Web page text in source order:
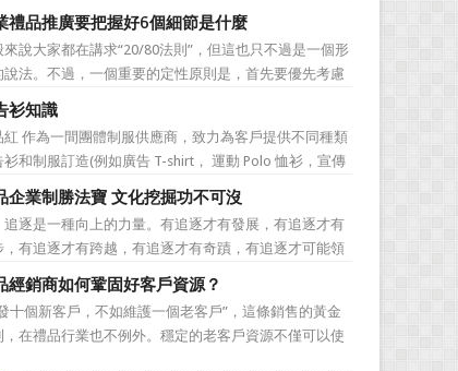
推廣之中、產品的介紹之中還是旗艦店的推廣之中，“年
低”、“全網最低”等字眼標牌出處皆是。禮品公司都將消
的目光鎖定在了價格之上。禮品行業的營銷價格戰究竟
可以休止？...
禮品推廣要把握好6個細節是什麼
來說大家都在講求“20/80法則”，但這也只不過是一個形
說法。不過，一個重要的定性原則是，首先要優先考慮
渠道成員，而後再兼顧地市級經銷商，最好是把二者的
性都調動起來。在這些禮品發放的過程中，在時間和時
錯上也要給與較多地考慮。從目前潤滑油產品推廣的常
式來看，...
衫知識
紅 作為一間團體制服供應商，致力為客戶提供不同種類
衫和制服訂造(例如廣告 T-shirt， 運動 Polo 恤衫，宣傳
，風褸外套禮品，訂造球衣等)，從公司員工制服，到不
傳活動用的制服。禮品紅都可以為客戶度身...
企業制勝法寶 文化挖掘功不可沒
是一種向上的力量。有追逐才有發展，有追逐才有
，有追逐才有跨越，有追逐才有奇蹟，有追逐才可能領
業。在無數個春華秋實的歲月輪迴中，禮品這個年輕而
朝氣的行業，沉澱了一批又一批的優秀企業，成就了一
一批的優秀企業家，他們因為不斷追逐而表現出的那份
和氣質不斷提升着...
經銷商如何鞏固好客戶資源？
十個新客戶，不如維護一個老客戶”，這條銷售的黃金
，在禮品行業也不例外。穩定的老客戶資源不僅可以使